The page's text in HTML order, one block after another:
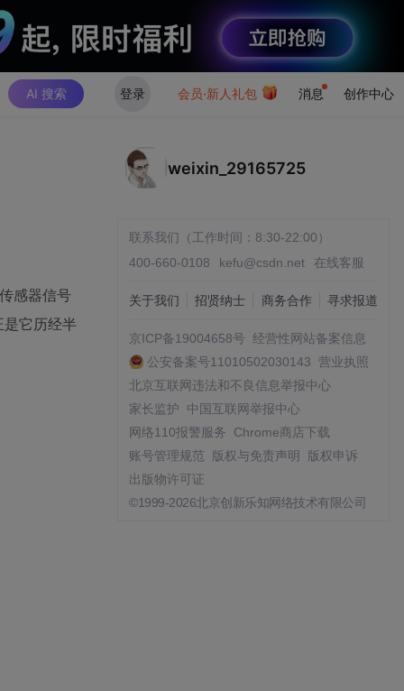
AI 搜索 登录 会员·新人礼包 消息 创作中心
感器信号
它历经半
weixin_29165725
联系我们（工作时间：8:30-22:00）
400-660-0108
kefu@csdn.net 在线客服
关于我们 招贤纳士 商务合作 寻求报道
京ICP备19004658号 经营性网站备案信息
公安备案号11010502030143 营业执照
北京互联网违法和不良信息举报中心
家长监护
中国互联网举报中心
网络110报警服务
Chrome商店下载
账号管理规范
版权与免责声明
版权申诉
出版物许可证
©1999-2026北京创新乐知网络技术有限公司